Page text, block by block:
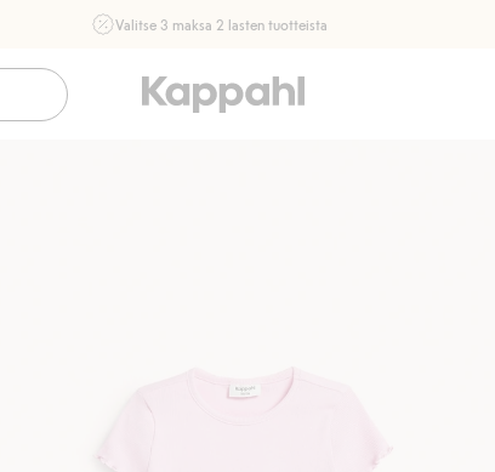
Valitse 3 maksa 2 lasten tuotteista
16.8. asti myymälässä ja verkossa. Ei voi yhdistää muihin
alennuksiin tai tarjouksiin.